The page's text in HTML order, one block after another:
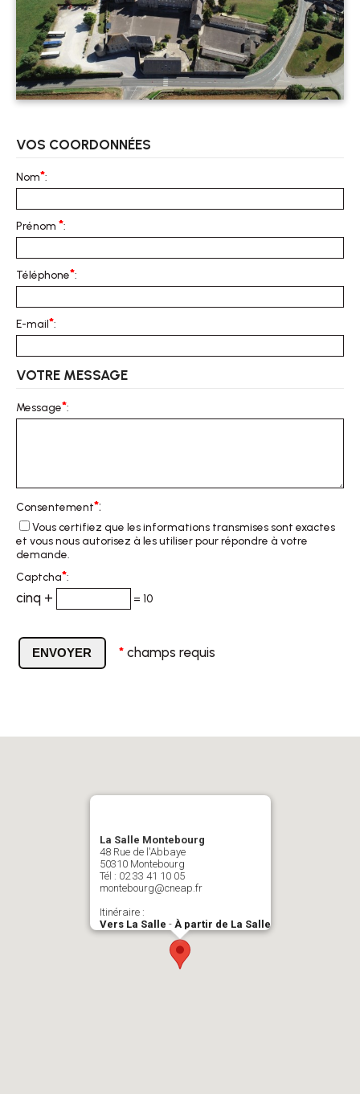
VOS COORDONNÉES
Nom*:
Prénom *:
Téléphone*:
E-mail*:
VOTRE MESSAGE
Message*:
Consentement*:
Vous certifiez que les informations transmises sont exactes
et vous nous autorisez à les utiliser pour répondre à votre
demande.
Captcha*:
cinq + = 10
* champs requis